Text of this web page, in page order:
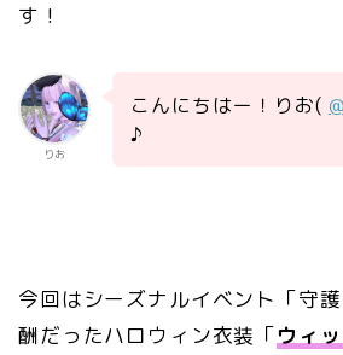
す！
りお
こんにちはー！りお(
♪
今回はシーズナルイベント「守
酬だったハロウィン衣装「ウィ